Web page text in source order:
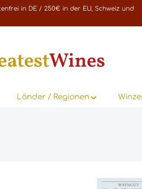
in DE / 250€ in der EU, Schweiz und
Länder / Regionen